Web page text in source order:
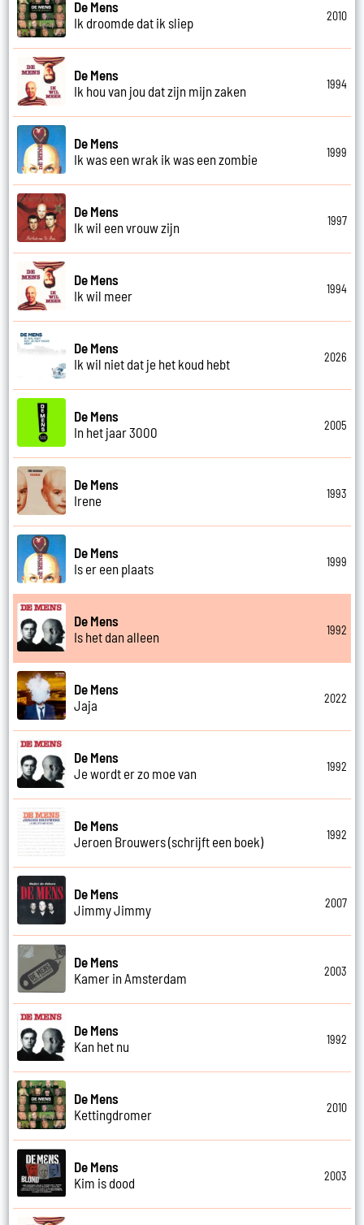
De Mens
Ik droomde dat ik sliep
2010
De Mens
Ik hou van jou dat zijn mijn zaken
1994
De Mens
Ik was een wrak ik was een zombie
1999
De Mens
Ik wil een vrouw zijn
1997
De Mens
Ik wil meer
1994
De Mens
Ik wil niet dat je het koud hebt
2026
De Mens
In het jaar 3000
2005
De Mens
Irene
1993
De Mens
Is er een plaats
1999
De Mens
Is het dan alleen
1992
De Mens
Jaja
2022
De Mens
Je wordt er zo moe van
1992
De Mens
Jeroen Brouwers (schrijft een boek)
1992
De Mens
Jimmy Jimmy
2007
De Mens
Kamer in Amsterdam
2003
De Mens
Kan het nu
1992
De Mens
Kettingdromer
2010
De Mens
Kim is dood
2003